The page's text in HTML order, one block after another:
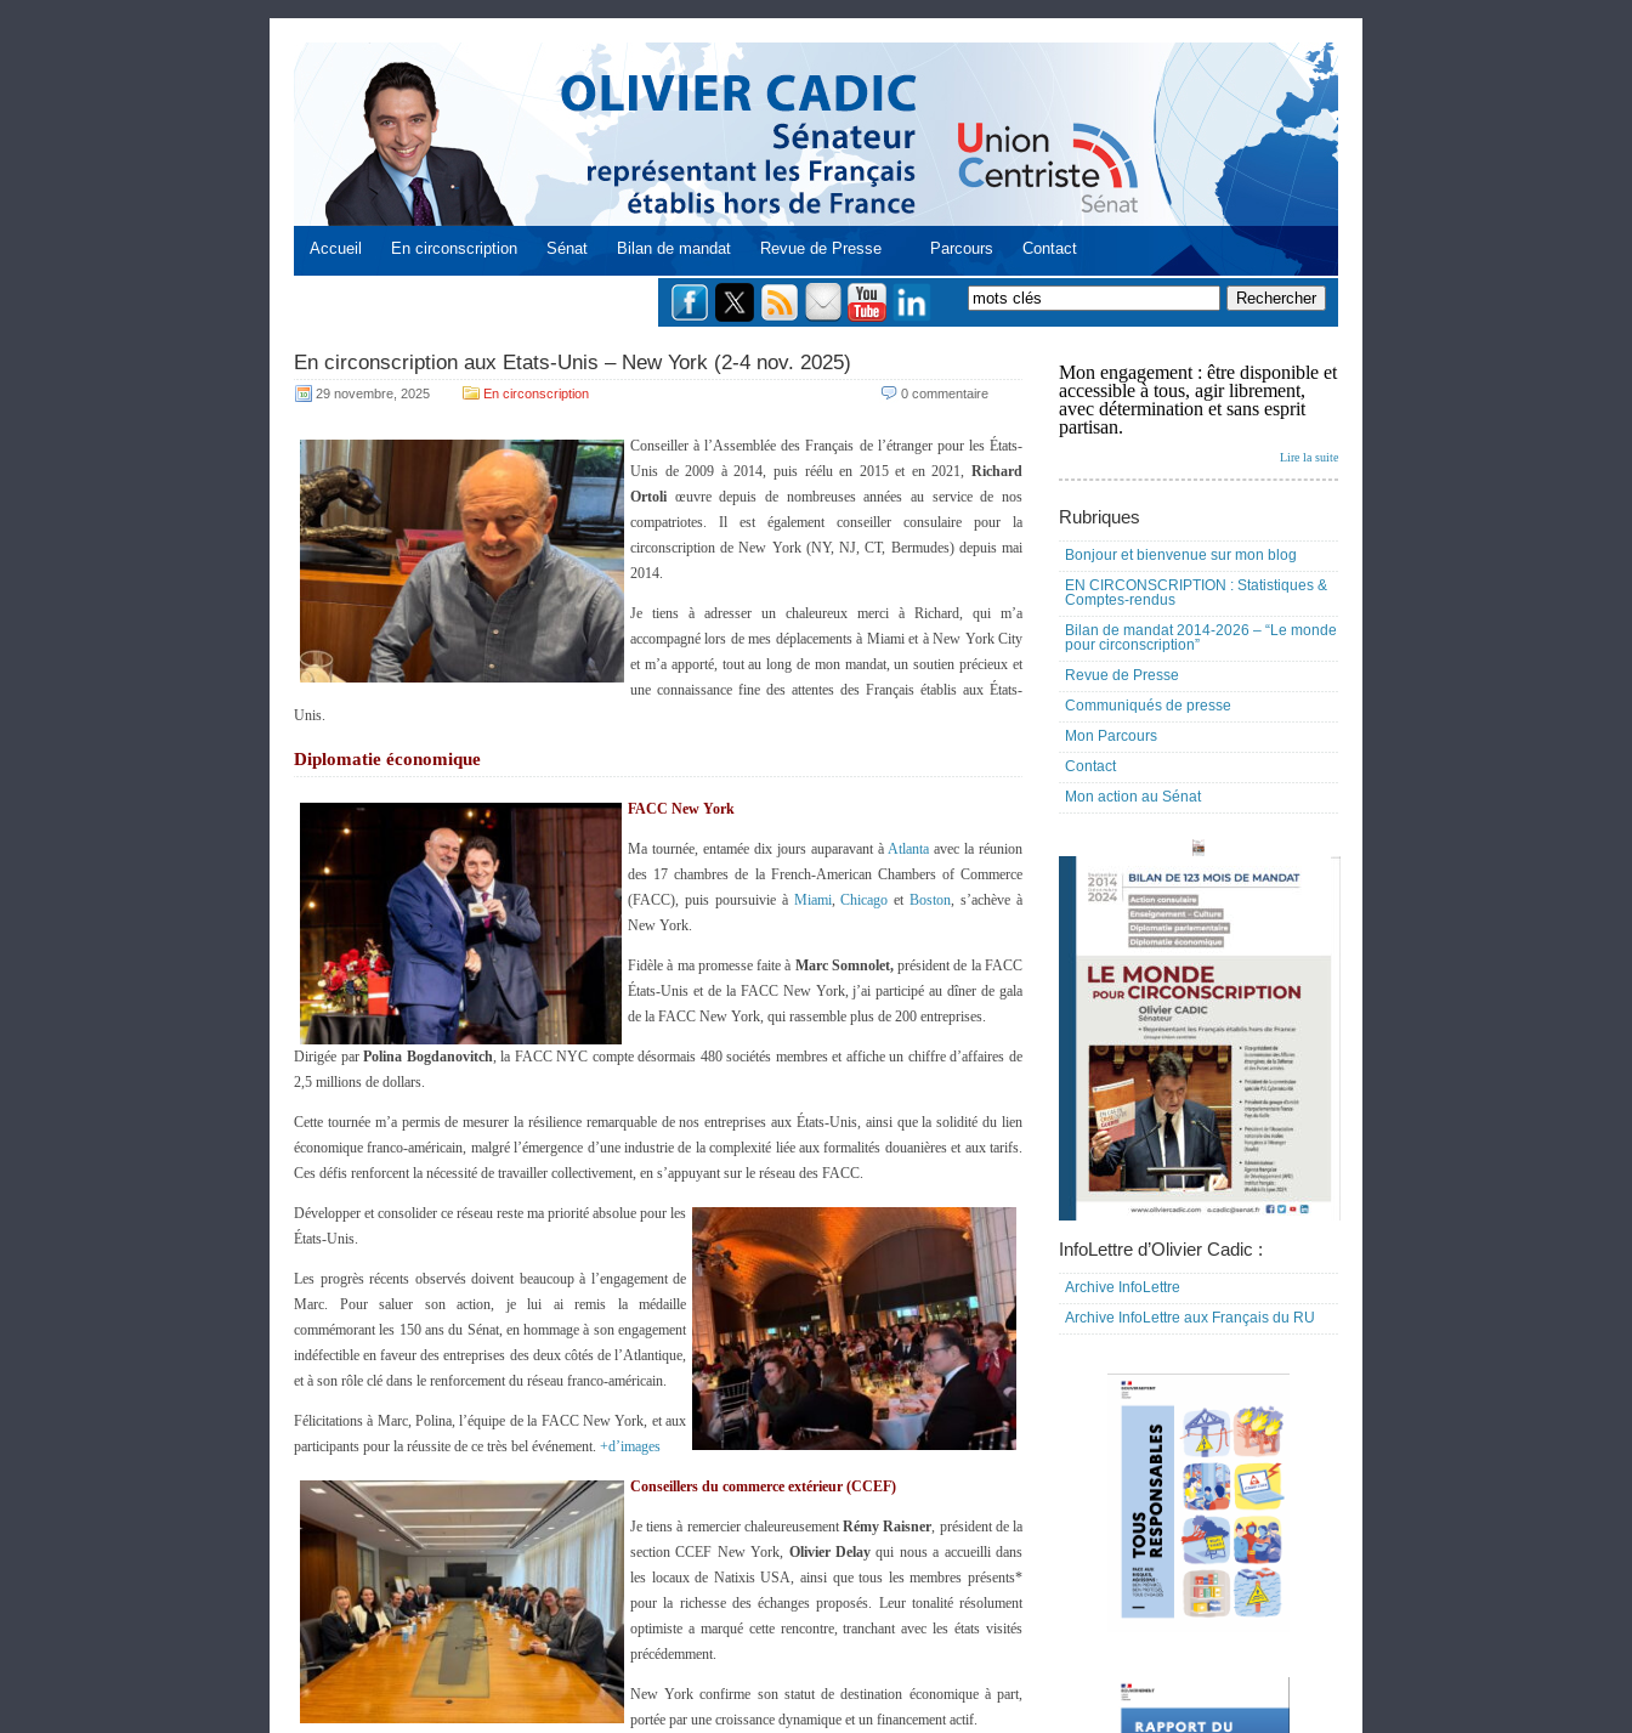
Accueil En circonscription Sénat Bilan de mandat Revue de Presse Parcours Contact
En circonscription aux Etats-Unis – New York (2-4 nov. 2025)
29 novembre, 2025 En circonscription 0 commentaire
Conseiller à l’Assemblée des Français de l’étranger pour les États-
Unis de 2009 à 2014, puis réélu en 2015 et en 2021, Richard
Ortoli œuvre depuis de nombreuses années au service de nos
compatriotes. Il est également conseiller consulaire pour la
circonscription de New York (NY, NJ, CT, Bermudes) depuis mai
2014.
Je tiens à adresser un chaleureux merci à Richard, qui m’a
accompagné lors de mes déplacements à Miami et à New York City
et m’a apporté, tout au long de mon mandat, un soutien précieux et
une connaissance fine des attentes des Français établis aux États-
Unis.
Diplomatie économique
FACC New York
Ma tournée, entamée dix jours auparavant à Atlanta avec la réunion
des 17 chambres de la French-American Chambers of Commerce
(FACC), puis poursuivie à Miami,Chicago etBoston, s’achève à
New York.
Fidèle à ma promesse faite à Marc Somnolet,président de la FACC
États-Unis et de la FACC New York, j’ai participé au dîner de gala
de la FACC New York, qui rassemble plus de 200 entreprises.
Dirigée parPolina Bogdanovitch, la FACC NYC compte désormais 480 sociétés membres et affiche un chiffre d’affaires de
2,5 millions de dollars.
Cette tournée m’a permis de mesurer la résilience remarquable de nos entreprises aux États-Unis, ainsi que la solidité du lien
économique franco-américain, malgré l’émergence d’une industrie de la complexité liée aux formalités douanières et aux tarifs.
Ces défis renforcent la nécessité de travailler collectivement, en s’appuyant sur le réseau des FACC.
Développer et consolider ce réseau reste ma priorité absolue pour les
États-Unis.
Les progrès récents observés doivent beaucoup à l’engagement de
Marc. Pour saluer son action, je lui ai remis la médaille
commémorant les 150 ans du Sénat, en hommage à son engagement
indéfectible en faveur des entreprises des deux côtés de l’Atlantique,
et à son rôle clé dans le renforcement du réseau franco-américain.
Félicitations à Marc, Polina, l’équipe de la FACC New York, et aux
participants pour la réussite de ce très bel événement. +d’images
Conseillers du commerce extérieur (CCEF)
Je tiens à remercier chaleureusementRémy Raisner, président de la
section CCEF New York, Olivier Delay qui nous a accueilli dans
les locaux de Natixis USA, ainsi que tous les membres présents*
pour la richesse des échanges proposés. Leur tonalité résolument
optimiste a marqué cette rencontre, tranchant avec les états visités
précédemment.
New York confirme son statut de destination économique à part,
portée par une croissance dynamique et un financement actif.
Mon engagement : être disponible et
accessible à tous, agir librement,
avec détermination et sans esprit
partisan.
Lire la suite
Rubriques
Bonjour et bienvenue sur mon blog
EN CIRCONSCRIPTION : Statistiques &
Comptes-rendus
Bilan de mandat 2014-2026 – “Le monde
pour circonscription”
Revue de Presse
Communiqués de presse
Mon Parcours
Contact
Mon action au Sénat
InfoLettre d’Olivier Cadic :
Archive InfoLettre
Archive InfoLettre aux Français du RU